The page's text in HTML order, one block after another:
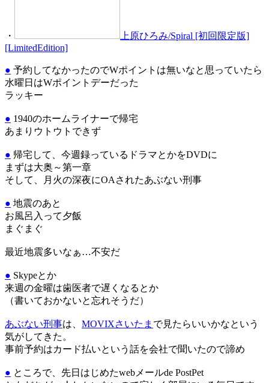
・
上原ひろみ/Spiral [初回限定版]
[LimitedEdition]
● 予約してなかったのでWポイントは無いなと思っていたら
水曜日はWポイントデーだった
ラッキー
● 1940のホームライナーで帰宅
あまりウトウトできず
● 帰宅して、今週録っているドラマとかをDVDに
まずは大奥～第一章
そして、月火の深夜にOAされたあぶない刑事
● 地震のあと
お風呂入って夕飯
まぐまぐ
最近地震多いなぁ…不安だ
● Skypeとか
来週の金曜は歯医者で遅くなるとか
（書いておかないと忘れそうだ）
あぶない刑事は、 MOVIXさいたま で見たらいいかなという
気がしてきた。
事前予約はカード払いという話を会社で聞いたので諦め
● ところで、先日はじめたwebメールde PostPet